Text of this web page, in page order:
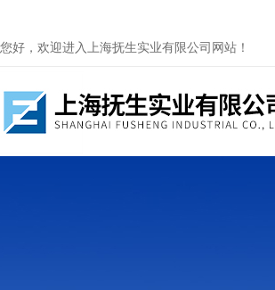
您好，欢迎进入上海抚生实业有限公司网站！